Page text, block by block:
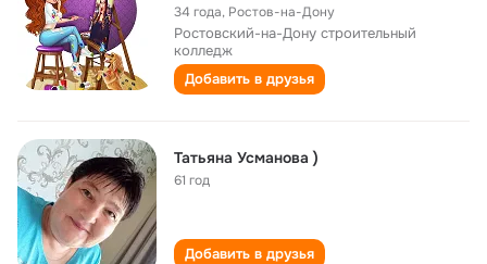
34 года, Ростов-на-Дону
Ростовский-на-Дону строительный
колледж
Добавить в друзья
Татьяна Усманова )
61 год
Добавить в друзья